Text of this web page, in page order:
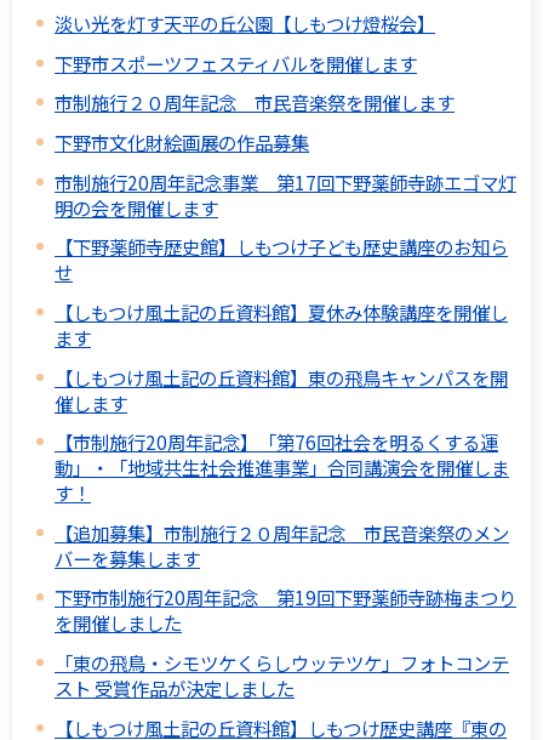
淡い光を灯す天平の丘公園【しもつけ燈桜会】
下野市スポーツフェスティバルを開催します
市制施行２０周年記念 市民音楽祭を開催します
下野市文化財絵画展の作品募集
市制施行20周年記念事業 第17回下野薬師寺跡エゴマ灯
明の会を開催します
【下野薬師寺歴史館】しもつけ子ども歴史講座のお知ら
せ
【しもつけ風土記の丘資料館】夏休み体験講座を開催し
ます
【しもつけ風土記の丘資料館】東の飛鳥キャンパスを開
催します
【市制施行20周年記念】「第76回社会を明るくする運
動」・「地域共生社会推進事業」合同講演会を開催しま
す！
【追加募集】市制施行２０周年記念 市民音楽祭のメン
バーを募集します
下野市制施行20周年記念 第19回下野薬師寺跡梅まつり
を開催しました
「東の飛鳥・シモツケくらしウッテツケ」フォトコンテ
スト 受賞作品が決定しました
【しもつけ風土記の丘資料館】しもつけ歴史講座『東の